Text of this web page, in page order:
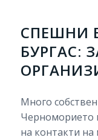
СПЕШНИ
БУРГАС:
Много
Черноморието
на контакти